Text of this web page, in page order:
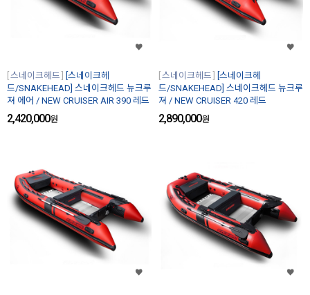
스네이크헤드
[스네이크헤
드/SNAKEHEAD] 스네이크헤드 뉴크루
져 에어 / NEW CRUISER AIR 390 레드
2,420,000원
스네이크헤드
[스네이크헤
드/SNAKEHEAD] 스네이크헤드 뉴크루
져 / NEW CRUISER 420 레드
2,890,000원